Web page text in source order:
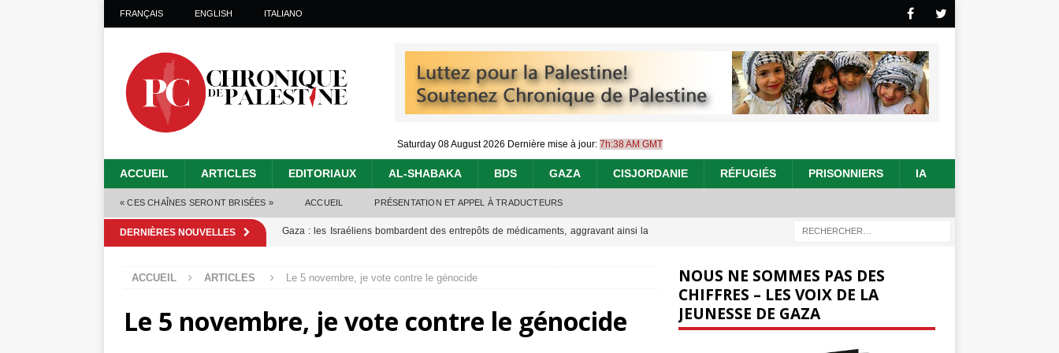
FRANÇAIS ENGLISH ITALIANO
Saturday 08 August 2026 Dernière mise à jour: 7h:38 AM GMT
ACCUEIL ARTICLES EDITORIAUX AL-SHABAKA BDS GAZA CISJORDANIE RÉFUGIÉS PRISONNIERS IA
« CES CHAÎNES SERONT BRISÉES » ACCUEIL PRÉSENTATION ET APPEL À TRADUCTEURS
DERNIÈRES NOUVELLES Gaza : les Israéliens bombardent des entrepôts de médicaments, aggravant ainsi la
Capituler ou mourir : le « processus de paix » à Gaza et la propagande occidentale
6 août 2026 ]
Mille jours de génocide : l’histoire de Gaza au-delà des chiffres
ACCUEIL ARTICLES Le 5 novembre, je vote contre le génocide
Le 5 novembre, je vote contre le génocide
NOUS NE SOMMES PAS DES
CHIFFRES – LES VOIX DE LA
JEUNESSE DE GAZA